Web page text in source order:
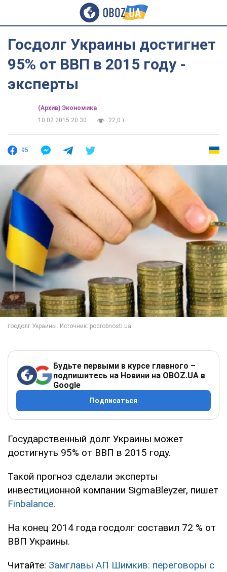
Госдолг Украины достигнет
95% от ВВП в 2015 году -
эксперты
(Архив) Экономика
10.02.2015 20:30
22,0 т.
95
Будьте первыми в курсе главного –
подпишитесь на Новини на OBOZ.UA в
Google
Подписаться
Государственный долг Украины может
достигнуть 95% от ВВП в 2015 году.
Такой прогноз сделали эксперты
инвестиционной компании SigmaBleyzer, пишет
Finbalance.
На конец 2014 года госдолг составил 72 % от
ВВП Украины.
Читайте: Замглавы АП Шимкив: переговоры с